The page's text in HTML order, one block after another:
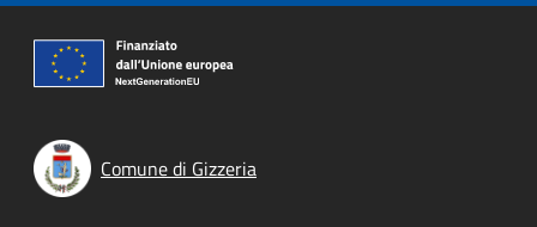
Comune di Gizzeria